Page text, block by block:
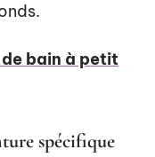
bain à petit
spécifique